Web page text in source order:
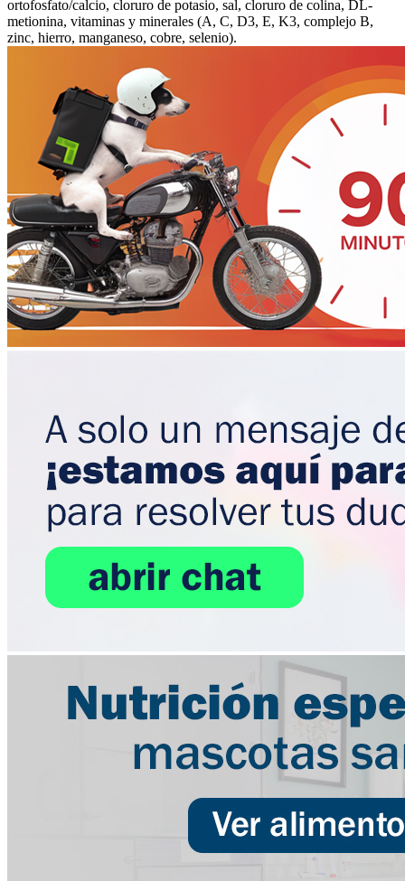
ortofosfato/calcio, cloruro de potasio, sal, cloruro de colina, DL-
metionina, vitaminas y minerales (A, C, D3, E, K3, complejo B,
zinc, hierro, manganeso, cobre, selenio).